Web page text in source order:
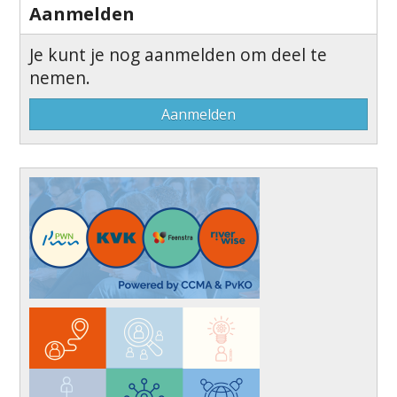
Aanmelden
Je kunt je nog aanmelden om deel te
nemen.
Aanmelden